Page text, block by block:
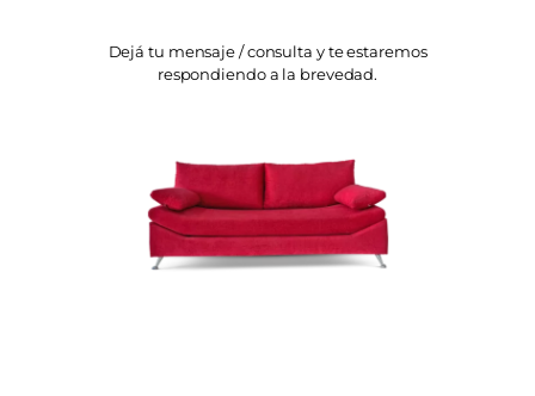
Dejá tu mensaje / consulta y te estaremos
respondiendo a la brevedad.